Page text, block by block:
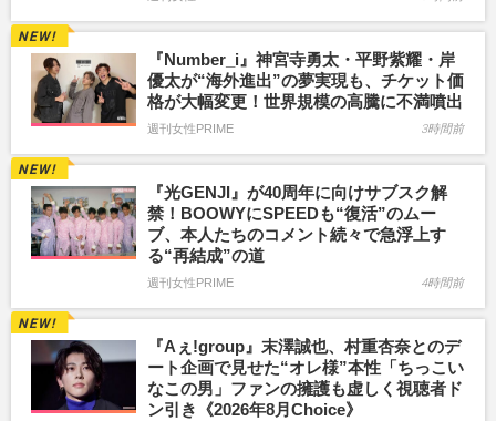
『Number_i』神宮寺勇太・平野紫耀・岸
優太が“海外進出”の夢実現も、チケット価
格が大幅変更！世界規模の高騰に不満噴出
週刊女性PRIME 3時間前
『光GENJI』が40周年に向けサブスク解
禁！BOOWYにSPEEDも“復活”のムー
ブ、本人たちのコメント続々で急浮上す
る“再結成”の道
週刊女性PRIME 4時間前
『Aぇ!group』末澤誠也、村重杏奈とのデ
ート企画で見せた“オレ様”本性「ちっこい
なこの男」ファンの擁護も虚しく視聴者ド
ン引き《2026年8月Choice》